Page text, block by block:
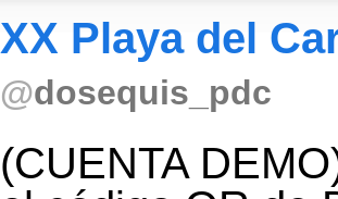
XX Playa del
@dosequis_pdc
(CUENTA